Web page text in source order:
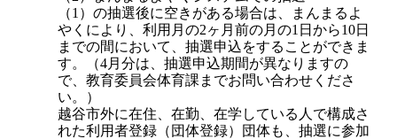
（1）の抽選後に空きがある場合は、まんまるよ
やくにより、利用月の2ヶ月前の月の1日から10日
までの間において、抽選申込をすることができま
す。（4月分は、抽選申込期間が異なりますの
で、教育委員会体育課までお問い合わせくださ
い。）
越谷市外に在住、在勤、在学している人で構成さ
れた利用者登録（団体登録）団体も、抽選に参加